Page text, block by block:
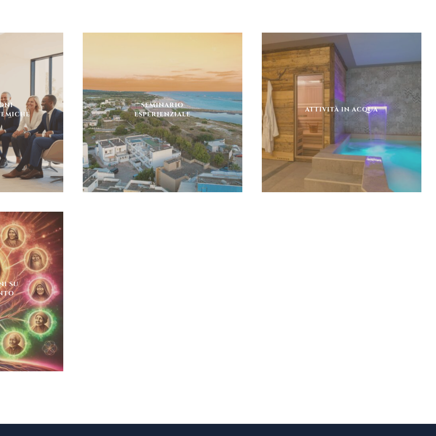
SEMINARIO
ESPERIENZIALE
ATTIVITÀ IN ACQUA
SU